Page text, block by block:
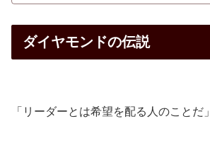
ダイヤモンドの伝説
「リーダーとは希望を配る人のことだ」